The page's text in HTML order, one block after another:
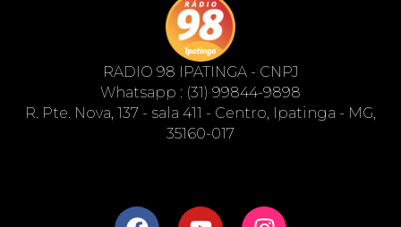
RADIO 98 IPATINGA - CNPJ
Whatsapp : (31) 99844-9898
R. Pte. Nova, 137 - sala 411 - Centro, Ipatinga - MG,
35160-017